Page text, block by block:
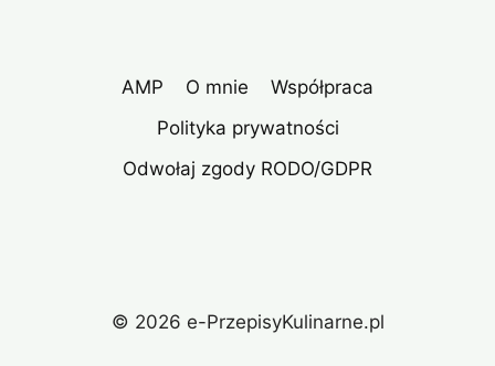
AMP O mnie
Współpraca
Polityka prywatności
Odwołaj zgody RODO/GDPR
© 2026 e-PrzepisyKulinarne.pl